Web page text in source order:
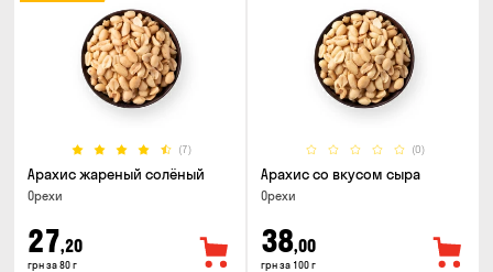
(7)
Арахис жареный солёный
Орехи
27,20
грн за 80 г
(0)
Арахис со вкусом сыра
Орехи
38,00
грн за 100 г